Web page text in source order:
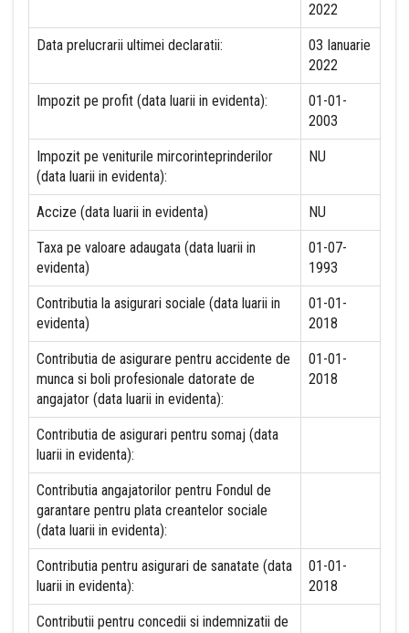
2022
Data prelucrarii ultimei declaratii:
03 Ianuarie
2022
Impozit pe profit (data luarii in evidenta):
01-01-
2003
Impozit pe veniturile mircorinteprinderilor
(data luarii in evidenta):
NU
Accize (data luarii in evidenta) NU
Taxa pe valoare adaugata (data luarii in
evidenta)
01-07-
1993
Contributia la asigurari sociale (data luarii in
evidenta)
01-01-
2018
Contributia de asigurare pentru accidente de
munca si boli profesionale datorate de
angajator (data luarii in evidenta):
01-01-
2018
Contributia de asigurari pentru somaj (data
luarii in evidenta):
Contributia angajatorilor pentru Fondul de
garantare pentru plata creantelor sociale
(data luarii in evidenta):
Contributia pentru asigurari de sanatate (data
luarii in evidenta):
01-01-
2018
Contributii pentru concedii si indemnizatii de